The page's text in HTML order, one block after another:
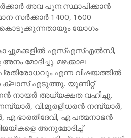
അവ പുന:സ്ഥാപിക്കാൻ
സർക്കാർ 1400, 1600
കൊടുക്കുന്നതായും യോഗം
എസ്എസ്എൽസി,
മോദിച്ചു. മഴക്കാല
എന്ന വിഷയത്തിൽ
എടുത്തു. യൂണിറ്റ്
നായർ അധ്യക്ഷത വഹിച്ചു.
വി.മുരളീധരൻ നമ്പ്യാർ,
എ.പത്മനാഭൻ
അനുമോദിച്ച്